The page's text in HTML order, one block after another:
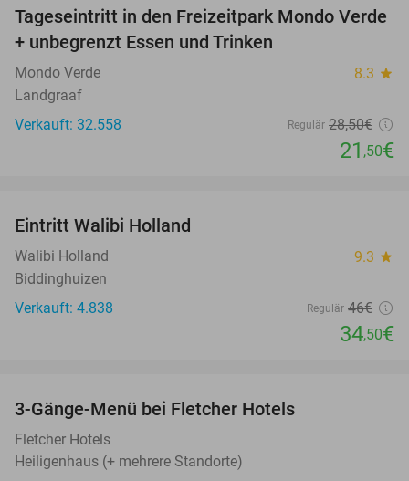
25%
Tageseintritt in den Freizeitpark Mondo Verde
+ unbegrenzt Essen und Trinken
Mondo Verde 8.3 star
Landgraaf
Verkauft: 32.558
Regulär 28,50€
21 ,50€
Eintritt Walibi Holland
Walibi Holland 9.3 star
Biddinghuizen
Verkauft: 4.838
Regulär 46€
34,50€
3-Gänge-Menü bei Fletcher Hotels
Fletcher Hotels
Heiligenhaus (+ mehrere Standorte)